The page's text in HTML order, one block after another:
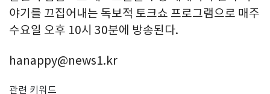
야기를 끄집어내는 독보적 토크쇼 프로그램으로 매주
수요일 오후 10시 30분에 방송된다.
hanappy@news1.kr
관련 키워드